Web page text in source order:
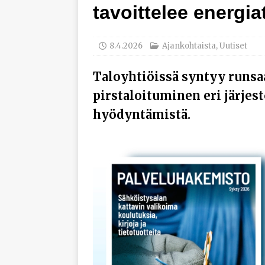
työhyvinvoinnista
[ 29.7.2026 ] Loviisan
[ 6.8.2026 ]
AJANKOHTAISTA
tavoittelee
8.4.2026 Ajankohtaista,Uutiset
Taloyhtiöissä syntyy
pirstaloituminen eri
hyödyntämistä.